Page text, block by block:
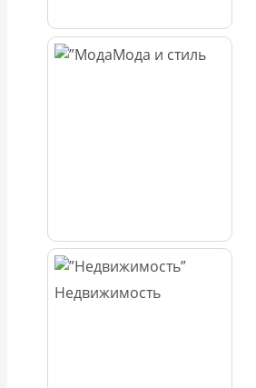
Мода и стиль
Недвижимость